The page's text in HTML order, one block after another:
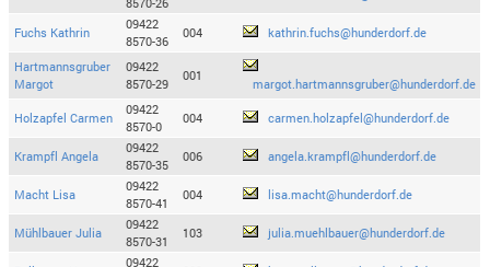
Fuchs Kathrin
09422
8570-36
004 kathrin.fuchs@hunderdorf.de
Hartmannsgruber
Margot
09422
8570-29
001
margot.hartmannsgruber@hunderdorf.de
Holzapfel Carmen
09422
8570-0
004 carmen.holzapfel@hunderdorf.de
Krampfl Angela
09422
8570-35
006 angela.krampfl@hunderdorf.de
Macht Lisa
09422
8570-41
004 lisa.macht@hunderdorf.de
Mühlbauer Julia
09422
8570-31
103 julia.muehlbauer@hunderdorf.de
09422